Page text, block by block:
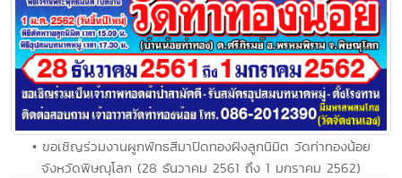
• ขอเชิญร่วมงานผูกพัทธสีมาปิดทองฝังลูกนิมิต วัดท่าทองน้อย
จังหวัดพิษณุโลก (28 ธันวาคม 2561 ถึง 1 มกราคม 2562)